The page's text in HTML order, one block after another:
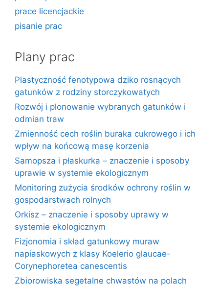
prace licencjackie
pisanie prac
Plany prac
Plastyczność fenotypowa dziko rosnących
gatunków z rodziny storczykowatych
Rozwój i plonowanie wybranych gatunków i
odmian traw
Zmienność cech roślin buraka cukrowego i ich
wpływ na końcową masę korzenia
Samopsza i płaskurka – znaczenie i sposoby
uprawie w systemie ekologicznym
Monitoring zużycia środków ochrony roślin w
gospodarstwach rolnych
Orkisz – znaczenie i sposoby uprawy w
systemie ekologicznym
Fizjonomia i skład gatunkowy muraw
napiaskowych z klasy Koelerio glaucae-
Corynephoretea canescentis
Zbiorowiska segetalne chwastów na polach